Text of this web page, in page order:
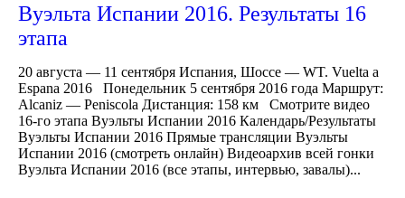
Вуэльта Испании 2016. Результаты 16
этапа
20 августа — 11 сентября Испания, Шоссе — WT. Vuelta a
Espana 2016 Понедельник 5 сентября 2016 года Маршрут:
Alcaniz — Peniscola Дистанция: 158 км Смотрите видео
16-го этапа Вуэльты Испании 2016 Календарь/Результаты
Вуэльты Испании 2016 Прямые трансляции Вуэльты
Испании 2016 (смотреть онлайн) Видеоархив всей гонки
Вуэльта Испании 2016 (все этапы, интервью, завалы)...